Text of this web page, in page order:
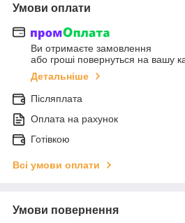
Умови оплати
Ви отримаєте замовлення
або гроші повернуться на вашу
Детальніше
Післяплата
Оплата на рахунок
Готівкою
Всі умови оплати
Умови повернення